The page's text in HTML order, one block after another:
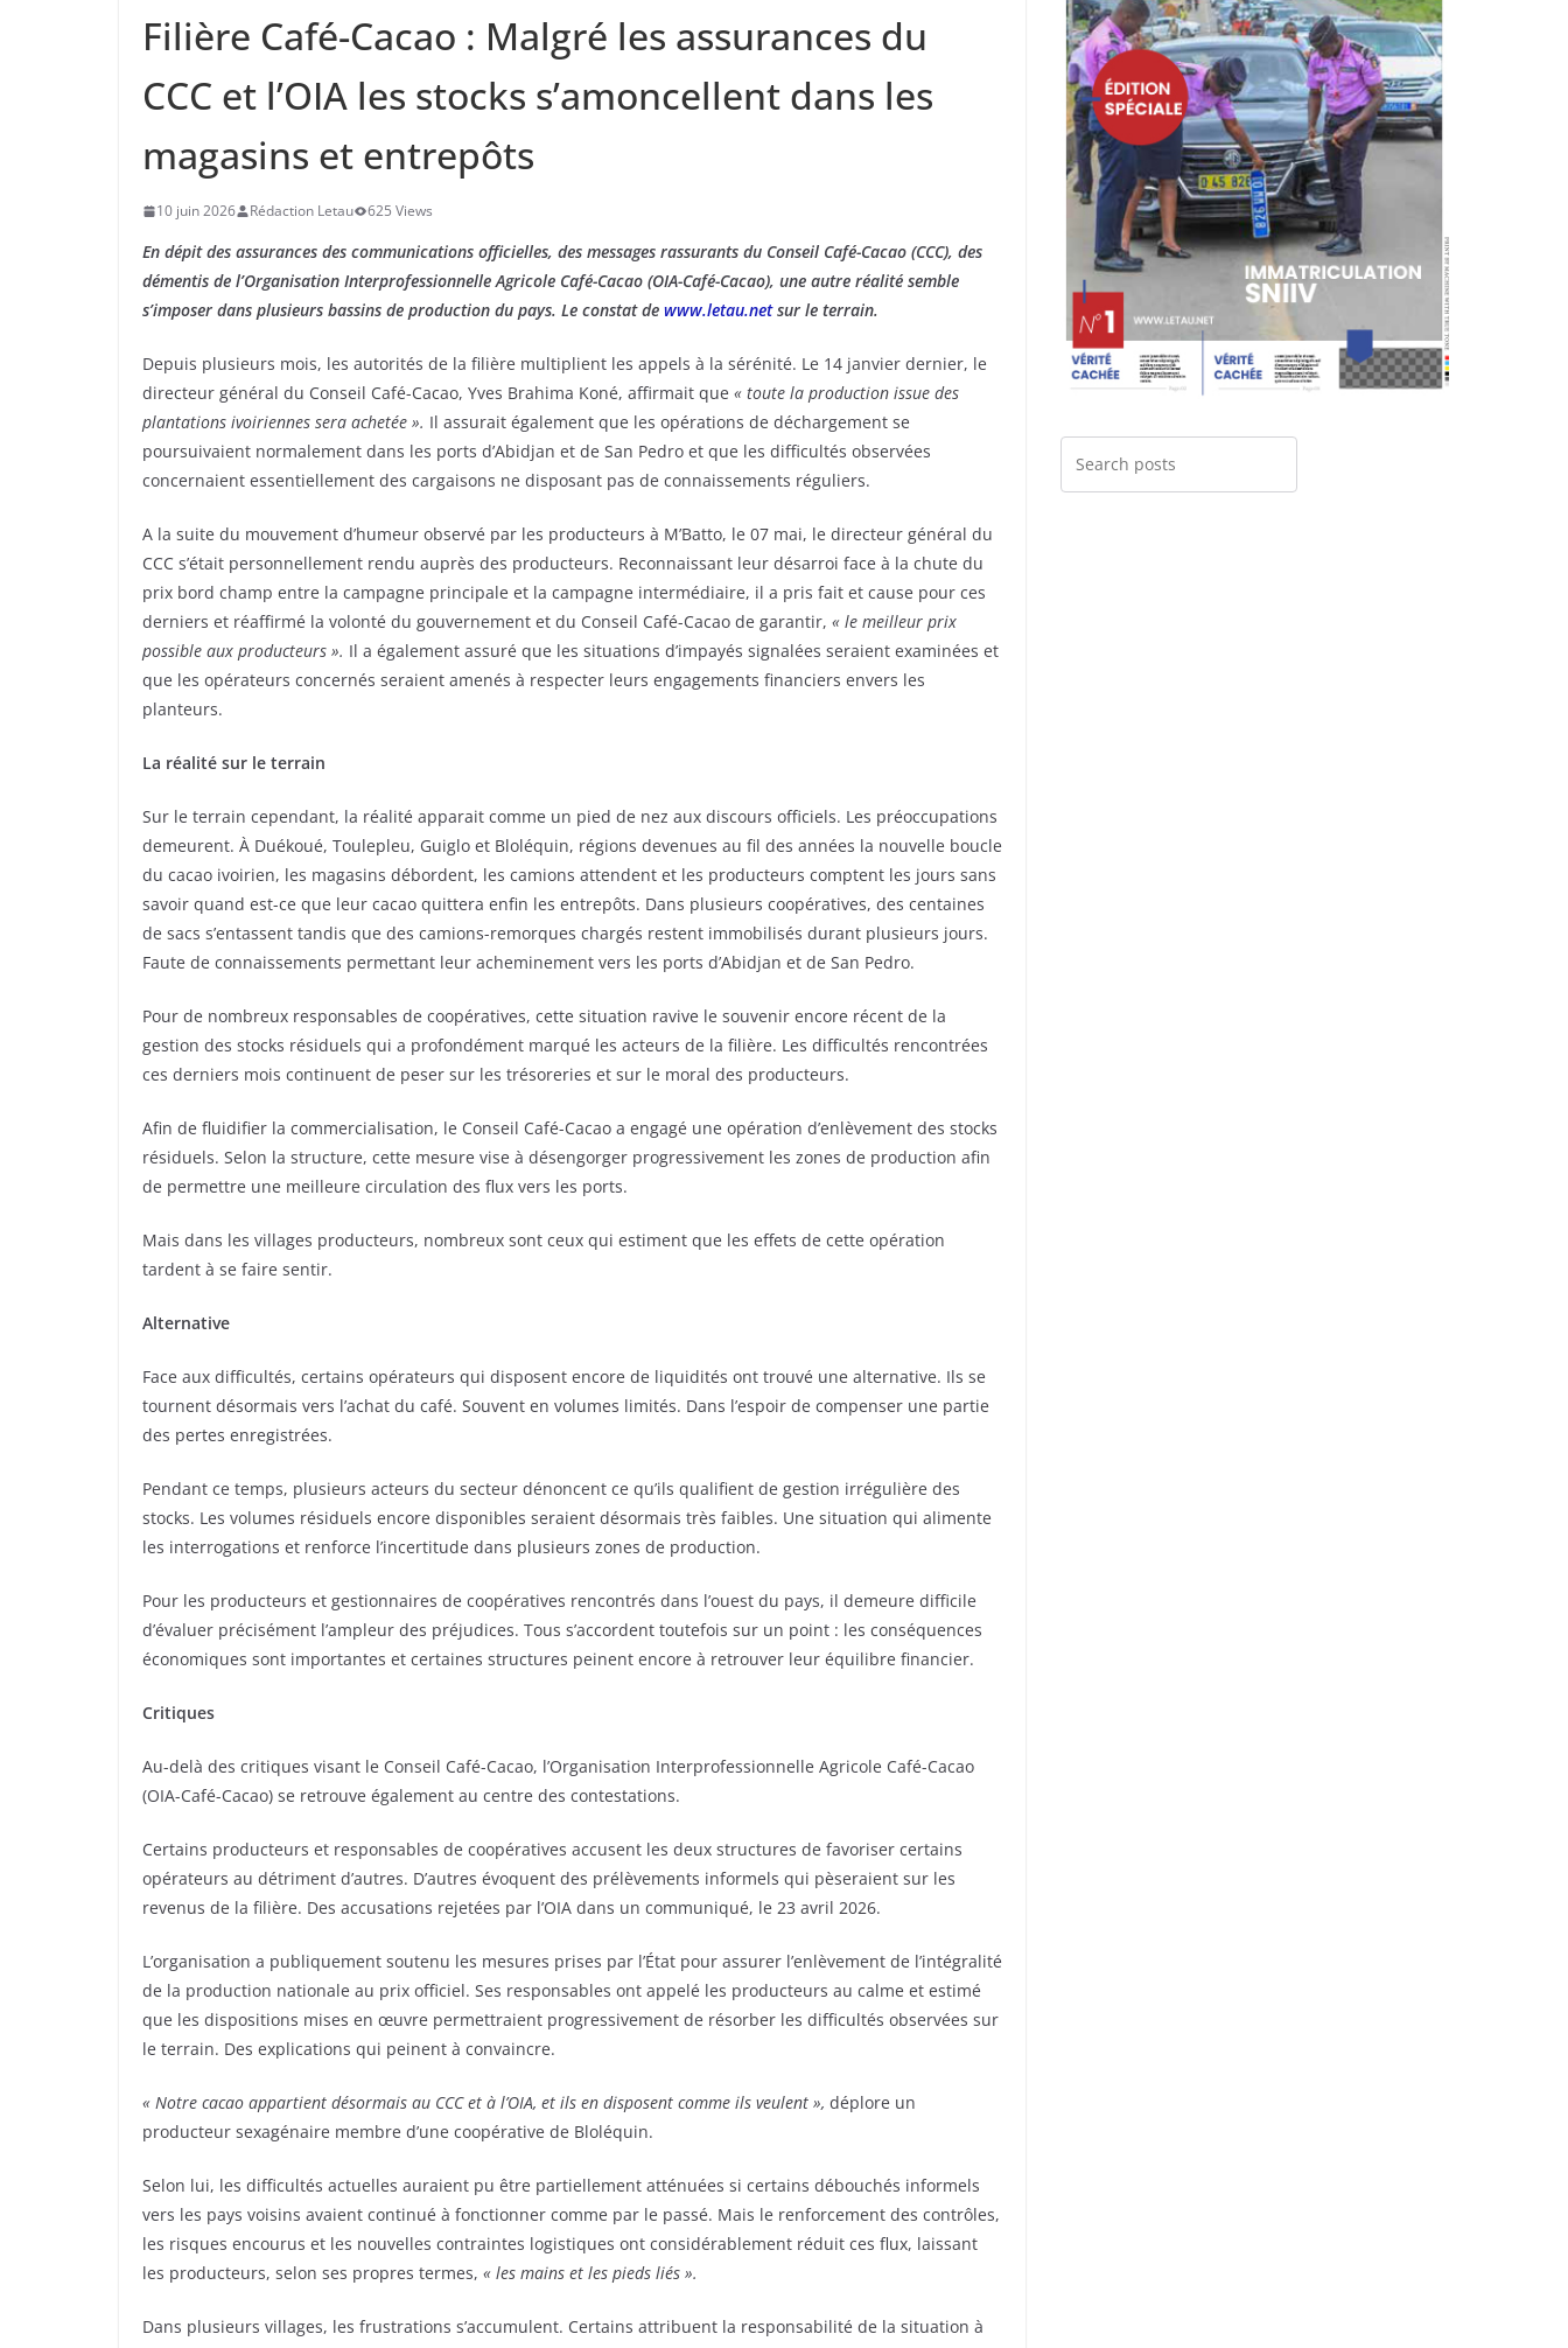
Filière Café-Cacao : Malgré les assurances du
CCC et l’OIA les stocks s’amoncellent dans les
magasins et entrepôts
10 juin 2026 Rédaction Letau 625 Views
En dépit des assurances des communications officielles, des messages rassurants du Conseil Café-Cacao (CCC), des
démentis de l’Organisation Interprofessionnelle Agricole Café-Cacao (OIA-Café-Cacao), une autre réalité semble
s’imposer dans plusieurs bassins de production du pays. Le constat de www.letau.netsur le terrain.
Depuis plusieurs mois, les autorités de la filière multiplient les appels à la sérénité. Le 14 janvier dernier, le
directeur général du Conseil Café-Cacao, Yves Brahima Koné, affirmait que « toute la production issue des
plantations ivoiriennes sera achetée ». Il assurait également que les opérations de déchargement se
poursuivaient normalement dans les ports d’Abidjan et de San Pedro et que les difficultés observées
concernaient essentiellement des cargaisons ne disposant pas de connaissements réguliers.
A la suite du mouvement d’humeur observé par les producteurs à M’Batto, le 07 mai, le directeur général du
CCC s’était personnellement rendu auprès des producteurs. Reconnaissant leur désarroi face à la chute du
prix bord champ entre la campagne principale et la campagne intermédiaire, il a pris fait et cause pour ces
derniers et réaffirmé la volonté du gouvernement et du Conseil Café-Cacao de garantir, « le meilleur prix
possible aux producteurs ». Il a également assuré que les situations d’impayés signalées seraient examinées et
que les opérateurs concernés seraient amenés à respecter leurs engagements financiers envers les
planteurs.
La réalité sur le terrain
Sur le terrain cependant, la réalité apparait comme un pied de nez aux discours officiels. Les préoccupations
demeurent. À Duékoué, Toulepleu, Guiglo et Bloléquin, régions devenues au fil des années la nouvelle boucle
du cacao ivoirien, les magasins débordent, les camions attendent et les producteurs comptent les jours sans
savoir quand est-ce que leur cacao quittera enfin les entrepôts. Dans plusieurs coopératives, des centaines
de sacs s’entassent tandis que des camions-remorques chargés restent immobilisés durant plusieurs jours.
Faute de connaissements permettant leur acheminement vers les ports d’Abidjan et de San Pedro.
Pour de nombreux responsables de coopératives, cette situation ravive le souvenir encore récent de la
gestion des stocks résiduels qui a profondément marqué les acteurs de la filière. Les difficultés rencontrées
ces derniers mois continuent de peser sur les trésoreries et sur le moral des producteurs.
Afin de fluidifier la commercialisation, le Conseil Café-Cacao a engagé une opération d’enlèvement des stocks
résiduels. Selon la structure, cette mesure vise à désengorger progressivement les zones de production afin
de permettre une meilleure circulation des flux vers les ports.
Mais dans les villages producteurs, nombreux sont ceux qui estiment que les effets de cette opération
tardent à se faire sentir.
Alternative
Face aux difficultés, certains opérateurs qui disposent encore de liquidités ont trouvé une alternative. Ils se
tournent désormais vers l’achat du café. Souvent en volumes limités. Dans l’espoir de compenser une partie
des pertes enregistrées.
Pendant ce temps, plusieurs acteurs du secteur dénoncent ce qu’ils qualifient de gestion irrégulière des
stocks. Les volumes résiduels encore disponibles seraient désormais très faibles. Une situation qui alimente
les interrogations et renforce l’incertitude dans plusieurs zones de production.
Pour les producteurs et gestionnaires de coopératives rencontrés dans l’ouest du pays, il demeure difficile
d’évaluer précisément l’ampleur des préjudices. Tous s’accordent toutefois sur un point : les conséquences
économiques sont importantes et certaines structures peinent encore à retrouver leur équilibre financier.
Critiques
Au-delà des critiques visant le Conseil Café-Cacao, l’Organisation Interprofessionnelle Agricole Café-Cacao
(OIA-Café-Cacao) se retrouve également au centre des contestations.
Certains producteurs et responsables de coopératives accusent les deux structures de favoriser certains
opérateurs au détriment d’autres. D’autres évoquent des prélèvements informels qui pèseraient sur les
revenus de la filière. Des accusations rejetées par l’OIA dans un communiqué, le 23 avril 2026.
L’organisation a publiquement soutenu les mesures prises par l’État pour assurer l’enlèvement de l’intégralité
de la production nationale au prix officiel. Ses responsables ont appelé les producteurs au calme et estimé
que les dispositions mises en œuvre permettraient progressivement de résorber les difficultés observées sur
le terrain. Des explications qui peinent à convaincre.
« Notre cacao appartient désormais au CCC et à l’OIA, et ils en disposent comme ils veulent », déplore un
producteur sexagénaire membre d’une coopérative de Bloléquin.
Selon lui, les difficultés actuelles auraient pu être partiellement atténuées si certains débouchés informels
vers les pays voisins avaient continué à fonctionner comme par le passé. Mais le renforcement des contrôles,
les risques encourus et les nouvelles contraintes logistiques ont considérablement réduit ces flux, laissant
les producteurs, selon ses propres termes, « les mains et les pieds liés ».
Dans plusieurs villages, les frustrations s’accumulent. Certains attribuent la responsabilité de la situation à